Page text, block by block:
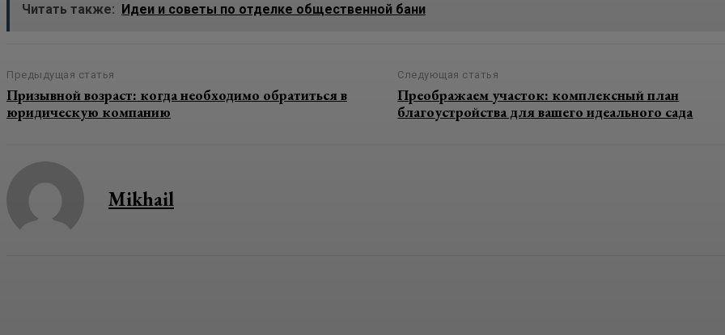
Читать также: Идеи и советы по отделке общественной бани
Предыдущая статья
Призывной возраст: когда необходимо обратиться в
юридическую компанию
Следующая статья
Преображаем участок: комплексный план
благоустройства для вашего идеального сада
Mikhail